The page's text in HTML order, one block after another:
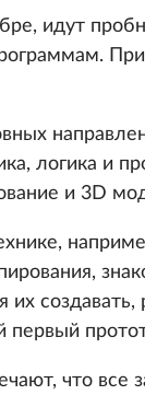
идут
При
логика и
и 3D
их
первый
что все